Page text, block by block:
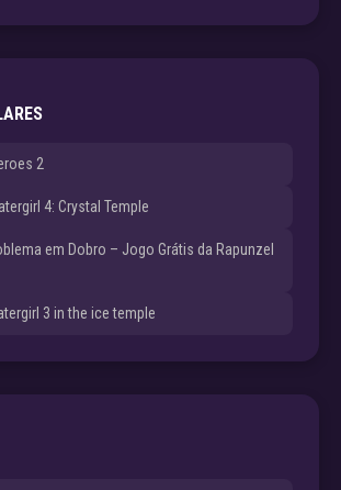
2
4: Crystal Temple
em Dobro – Jogo Grátis da Rapunzel
3 in the ice temple